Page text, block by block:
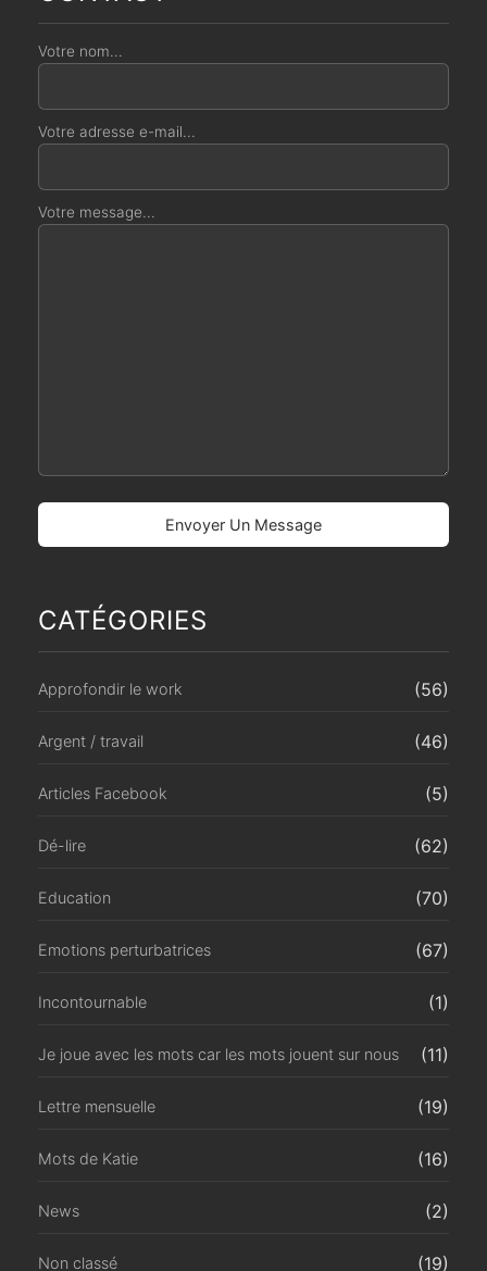
Votre nom...
Votre adresse e-mail...
Votre message...
CATÉGORIES
Approfondir le work (56)
Argent / travail (46)
Articles Facebook (5)
Dé-lire (62)
Education (70)
Emotions perturbatrices (67)
Incontournable (1)
Je joue avec les mots car les mots jouent sur nous (11)
Lettre mensuelle (19)
Mots de Katie (16)
News (2)
Non classé (19)